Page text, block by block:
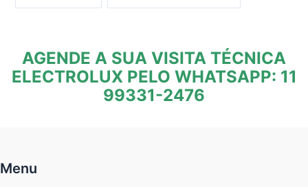
AGENDE A SUA VISITA TÉCNICA
ELECTROLUX PELO WHATSAPP: 11
99331-2476
Menu